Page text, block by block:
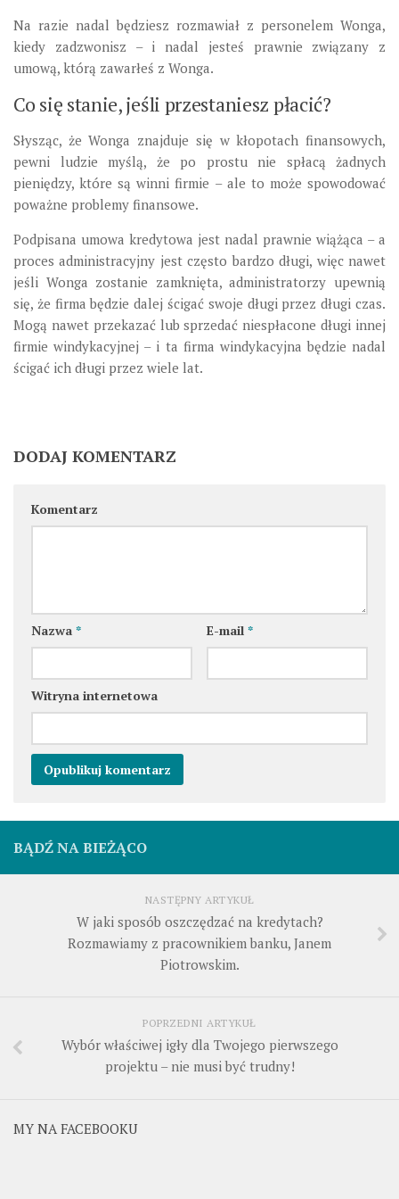
Na razie nadal będziesz rozmawiał z personelem Wonga,
kiedy zadzwonisz – i nadal jesteś prawnie związany z
umową, którą zawarłeś z Wonga.
Co się stanie, jeśli przestaniesz płacić?
Słysząc, że Wonga znajduje się w kłopotach finansowych,
pewni ludzie myślą, że po prostu nie spłacą żadnych
pieniędzy, które są winni firmie – ale to może spowodować
poważne problemy finansowe.
Podpisana umowa kredytowa jest nadal prawnie wiążąca – a
proces administracyjny jest często bardzo długi, więc nawet
jeśli Wonga zostanie zamknięta, administratorzy upewnią
się, że firma będzie dalej ścigać swoje długi przez długi czas.
Mogą nawet przekazać lub sprzedać niespłacone długi innej
firmie windykacyjnej – i ta firma windykacyjna będzie nadal
ścigać ich długi przez wiele lat.
DODAJ KOMENTARZ
Komentarz
Nazwa * E-mail *
Witryna internetowa
BĄDŹ NA BIEŻĄCO
NASTĘPNY ARTYKUŁ
W jaki sposób oszczędzać na kredytach?
Rozmawiamy z pracownikiem banku, Janem
Piotrowskim.
POPRZEDNI ARTYKUŁ
Wybór właściwej igły dla Twojego pierwszego
projektu – nie musi być trudny!
MY NA FACEBOOKU